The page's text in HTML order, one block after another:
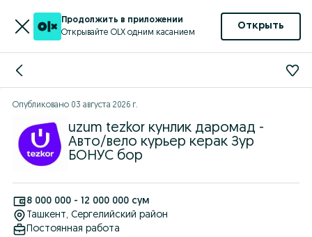
Продолжить в приложении
Открывайте OLX одним касанием
Открыть
Опубликовано 03 августа 2026 г.
uzum tezkor кунлик даромад -
Авто/вело курьер керак Зур
БОНУС бор
8 000 000 - 12 000 000 сум
Ташкент, Сергелийский район
Постоянная работа